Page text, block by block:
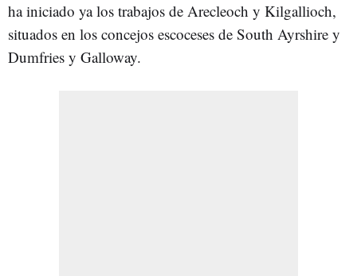
ha iniciado ya los trabajos de Arecleoch y Kilgallioch,
situados en los concejos escoceses de South Ayrshire y
Dumfries y Galloway.